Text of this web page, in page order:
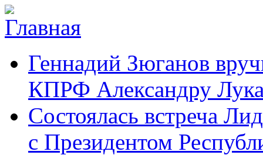
Перейти к основному содержанию
Черкесское
республиканское
отделение
Коммунистической
партии Российской
Федерации
аргументы,
факты Геннадий Зюганов
КПРФ Александру
Состоялась встреча
с Президентом